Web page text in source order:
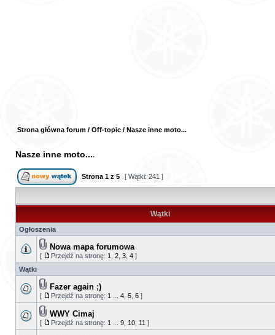
Strona główna forum / Off-topic / Nasze inne moto...
Nasze inne moto...
Strona 1 z 5 [ Wątki: 241 ]
Wątki
Ogłoszenia
Nowa mapa forumowa
[ Przejdź na stronę: 1 2 3 4 ]
Wątki
Fazer again ;)
[ Przejdź na stronę: 1 4 5 6 ]
WWY Cimaj
[ Przejdź na stronę: 1 9 10 11 ]